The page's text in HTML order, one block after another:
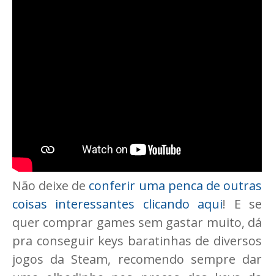
Não deixe de conferir uma penca de outras
coisas interessantes clicando aqui! E se
quer comprar games sem gastar muito, dá
pra conseguir keys baratinhas de diversos
jogos da Steam, recomendo sempre dar